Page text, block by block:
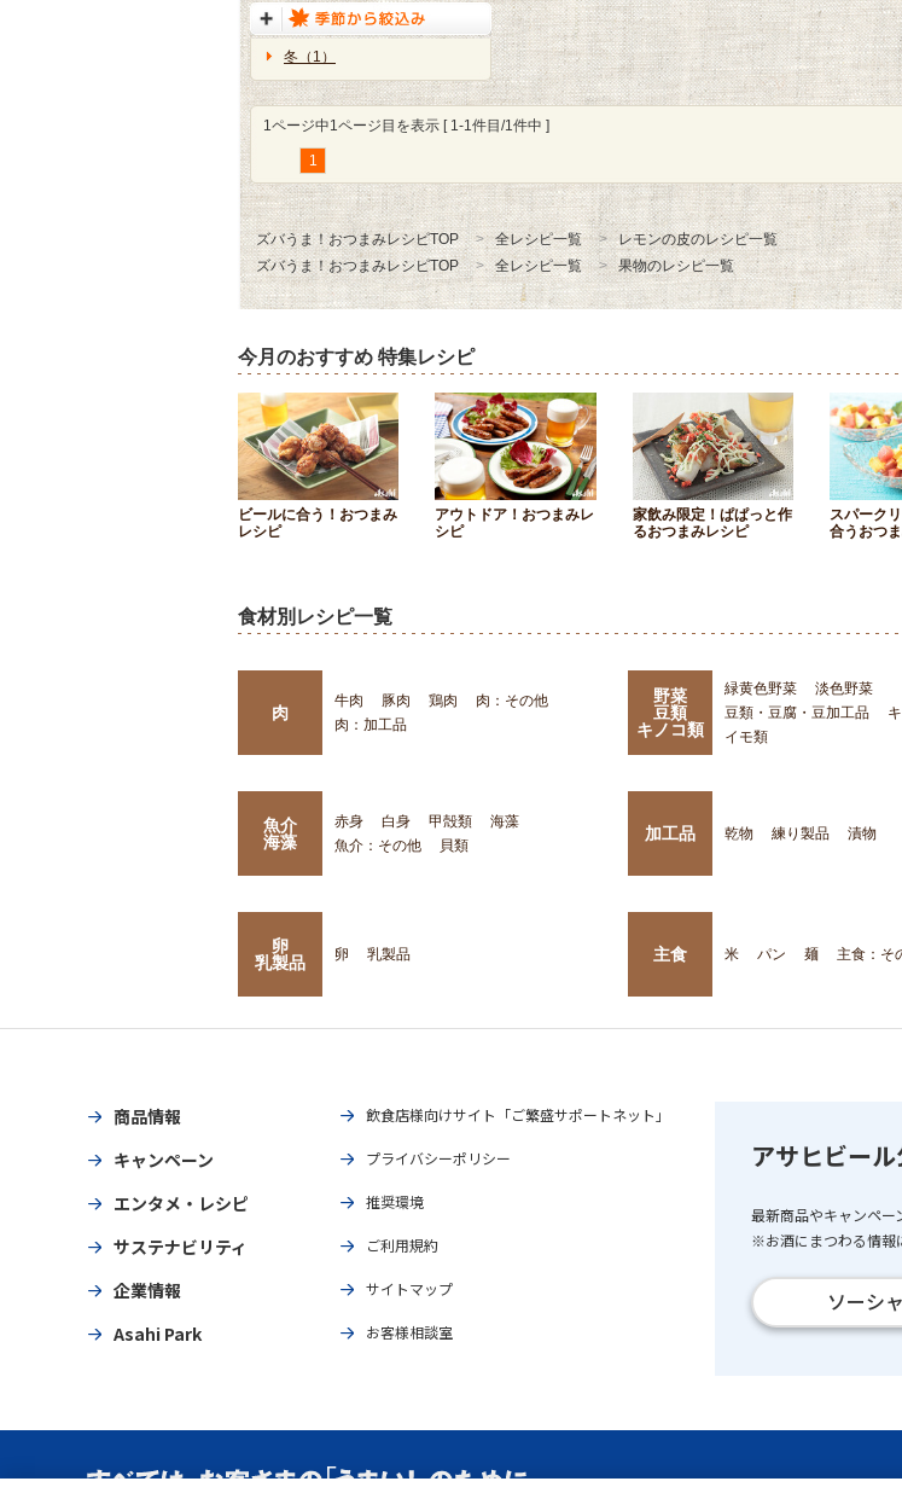
冬（1）
1ページ中1ページ目を表示 [ 1-1件目/1件中 ]
1
ズバうま！おつまみレシピTOP 全レシピ一覧
レモンの皮のレシピ一覧
ズバうま！おつまみレシピTOP
全レシピ一覧 果物のレシピ一覧
今月のおすすめ 特集レシピ
ビールに合う！おつまみ
レシピ
アウトドア！おつまみレ
シピ
家飲み限定！ぱぱっと作
るおつまみレシピ
スパーク
合うおつ
食材別レシピ一覧
肉
牛肉 豚肉 鶏肉
肉：その他
肉：加工品
野菜
豆類
キノコ類
緑黄色野菜
淡色野菜
豆類・豆腐・豆加工品
イモ類
魚介
海藻
赤身 白身 甲殻類
海藻
魚介：その他
貝類
加工品 乾物 練り製品 漬物
卵
乳製品
卵 乳製品 主食 米 パン 麺 主食：そ
商品情報
キャンペーン
エンタメ・レシピ
サステナビリティ
企業情報
Asahi Park
飲食店様向けサイト「ご繁盛サポートネット」
プライバシーポリシー
推奨環境
ご利用規約
サイトマップ
お客様相談室
アサヒビー
最新商品やキャンペー
※お酒にまつわる情報
ソーシ